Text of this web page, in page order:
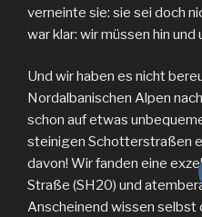
verneinte sie: sie sei doch
war klar: wir müssen hin
Und wir haben es nicht
Nordalbanischen Alpen
schon auf etwas
steinigen Schotterstraßen
davon! Wir fanden eine
Straße (SH20) und
Anscheinend wissen selbst